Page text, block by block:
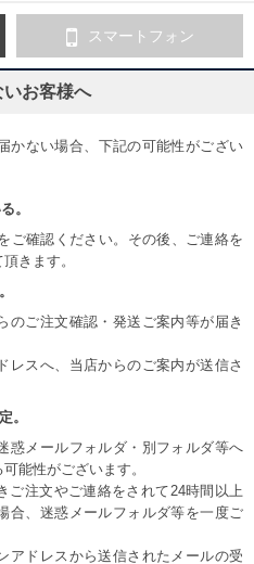
スマートフォン
お客様へ
かない場合、下記の可能性がござい
。
ご確認ください。その後、ご連絡を
きます。
のご注文確認・発送ご案内等が届き
レスへ、当店からのご案内が送信さ
。
惑メールフォルダ・別フォルダ等へ
能性がございます。
ご注文やご連絡をされて24時間以上
合、迷惑メールフォルダ等を一度ご
アドレスから送信されたメールの受